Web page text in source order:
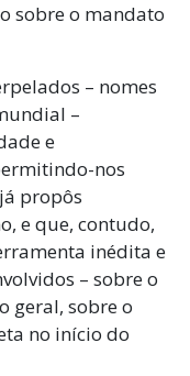
sobre o mandato
– nomes
–
e
nos
propôs
e que, contudo,
inédita e
– sobre o
geral, sobre o
no início do